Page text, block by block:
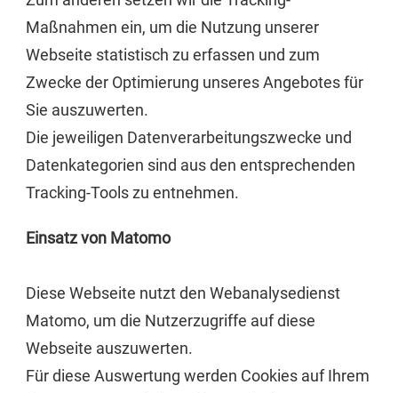
Maßnahmen ein, um die Nutzung unserer
Webseite statistisch zu erfassen und zum
Zwecke der Optimierung unseres Angebotes für
Sie auszuwerten.
Die jeweiligen Datenverarbeitungszwecke und
Datenkategorien sind aus den entsprechenden
Tracking-Tools zu entnehmen.
Einsatz von Matomo
Diese Webseite nutzt den Webanalysedienst
Matomo, um die Nutzerzugriffe auf diese
Webseite auszuwerten.
Für diese Auswertung werden Cookies auf Ihrem